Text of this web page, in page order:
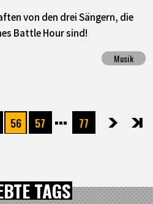
von den drei Sängern, die
Battle Hour sind!
Musik
56 57 77次へ最後
TAGS